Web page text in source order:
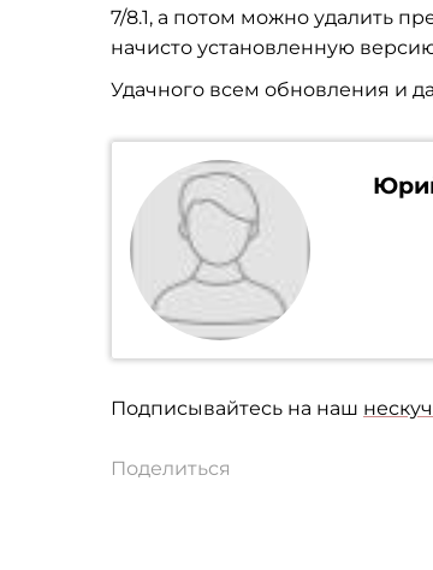
7/8.1, а потом можно удалить
начисто установленную
Удачного всем обновления и
Подписывайтесь на наш
Поделиться